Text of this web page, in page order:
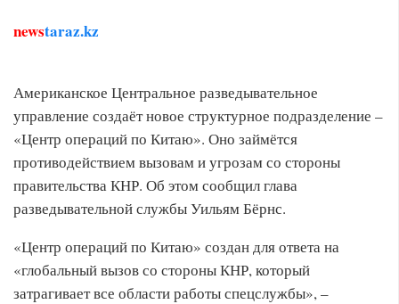
newstaraz.kz
Американское Центральное разведывательное
управление создаёт новое структурное подразделение –
«Центр операций по Китаю». Оно займётся
противодействием вызовам и угрозам со стороны
правительства КНР. Об этом сообщил глава
разведывательной службы Уильям Бёрнс.
«Центр операций по Китаю» создан для ответа на
«глобальный вызов со стороны КНР, который
затрагивает все области работы спецслужбы», –